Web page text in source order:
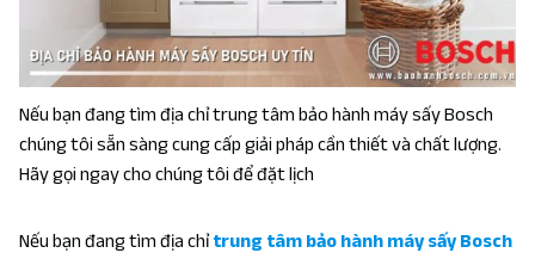
Nếu bạn đang tìm địa chỉ trung tâm bảo hành máy sấy Bosch
chúng tôi sẵn sàng cung cấp giải pháp cần thiết và chất lượng.
Hãy gọi ngay cho chúng tôi để đặt lịch
Nếu bạn đang tìm địa chỉtrung tâm bảo hành máy sấy Bosch